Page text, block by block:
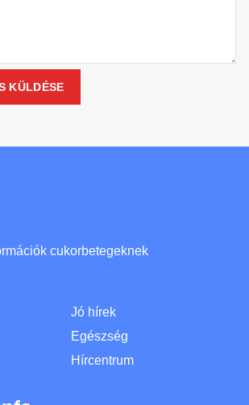
cukorbetegeknek
Jó hírek
Egészség
Hírcentrum